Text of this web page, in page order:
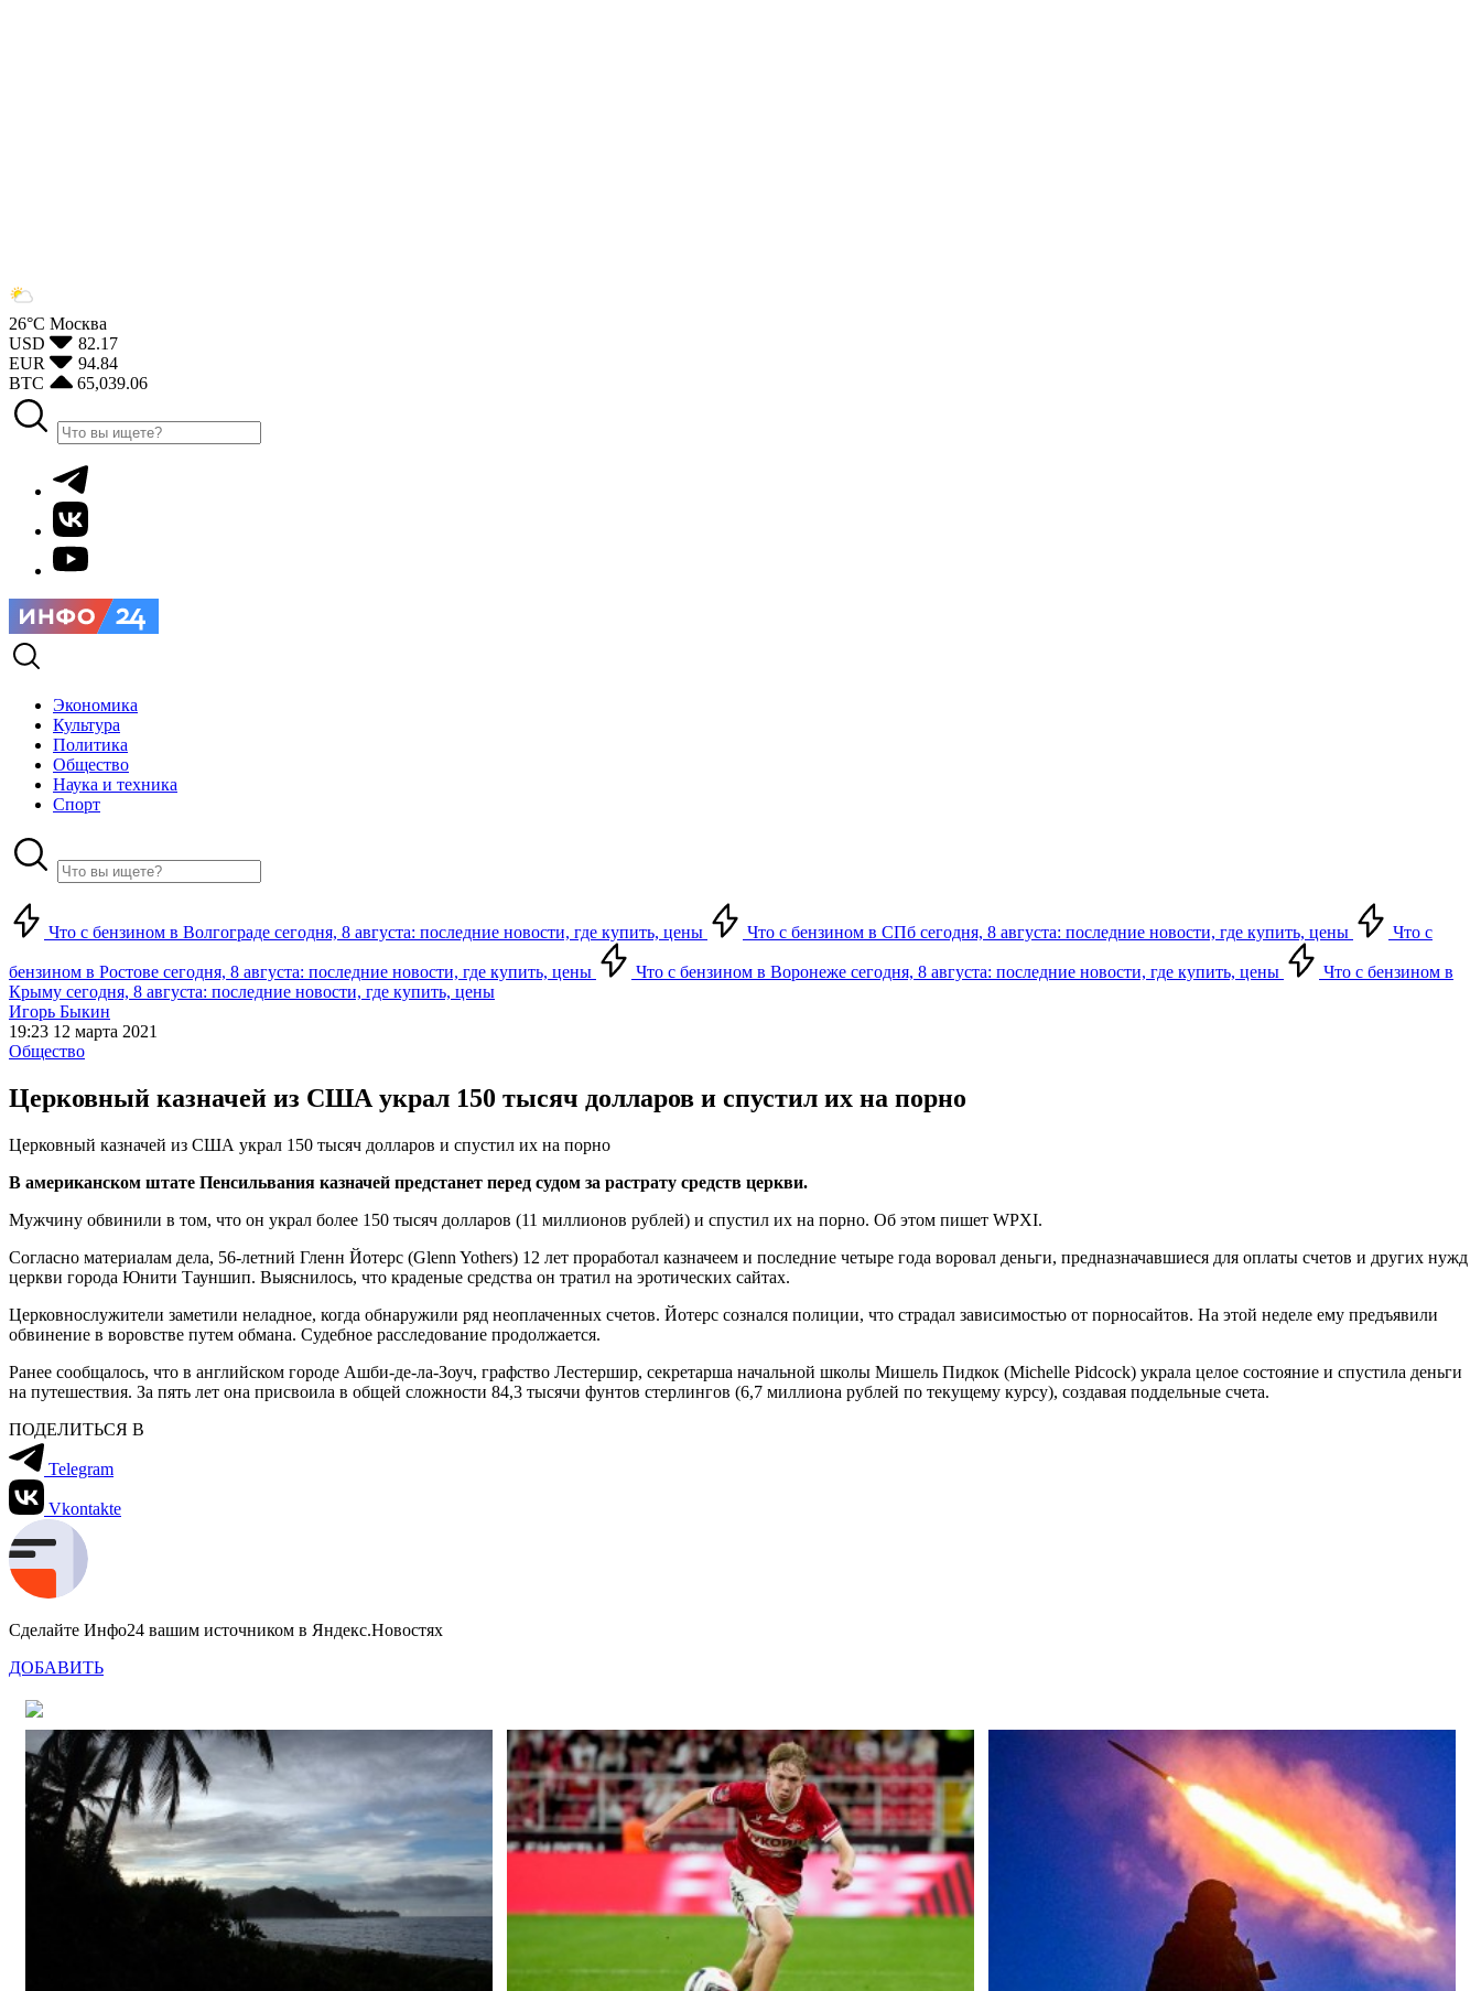
26°С Москва
USD
82.17
EUR
94.84
BTC
65,039.06
Экономика
Культура
Политика
Общество
Наука и техника
Спорт
Что с бензином в Волгограде сегодня, 8 августа: последние новости, где купить, цены Что с бензином в СПб сегодня, 8 августа: последние новости, где купить, цены Что с
бензином в Ростове сегодня, 8 августа: последние новости, где купить, цены Что с бензином в Воронеже сегодня, 8 августа: последние новости, где купить, цены
Что с бензином в
Крыму сегодня, 8 августа: последние новости, где купить, цены
Игорь Быкин
19:23 12 марта 2021
Общество
Церковный казначей из США украл 150 тысяч долларов и спустил их на порно
Церковный казначей из США украл 150 тысяч долларов и спустил их на порно
В американском штате Пенсильвания казначей предстанет перед судом за растрату средств церкви.
Мужчину обвинили в том, что он украл более 150 тысяч долларов (11 миллионов рублей) и спустил их на порно. Об этом пишет WPXI.
Согласно материалам дела, 56-летний Гленн Йотерс (Glenn Yothers) 12 лет проработал казначеем и последние четыре года воровал деньги, предназначавшиеся для оплаты счетов и других нужд
церкви города Юнити Тауншип. Выяснилось, что краденые средства он тратил на эротических сайтах.
Церковнослужители заметили неладное, когда обнаружили ряд неоплаченных счетов. Йотерс сознался полиции, что страдал зависимостью от порносайтов. На этой неделе ему предъявили
обвинение в воровстве путем обмана. Судебное расследование продолжается.
Ранее сообщалось, что в английском городе Ашби-де-ла-Зоуч, графство Лестершир, секретарша начальной школы Мишель Пидкок (Michelle Pidcock) украла целое состояние и спустила деньги
на путешествия. За пять лет она присвоила в общей сложности 84,3 тысячи фунтов стерлингов (6,7 миллиона рублей по текущему курсу), создавая поддельные счета.
ПОДЕЛИТЬСЯ В
Telegram
Vkontakte
Сделайте Инфо24 вашим источником в Яндекс.Новостях
ДОБАВИТЬ